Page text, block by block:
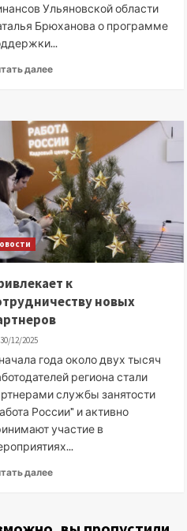
Ульяновской области
Брюханова о программе
далее
к
новых
30/12/2025
года около двух тысяч
региона стали
службы занятости
России" и активно
участие в
далее